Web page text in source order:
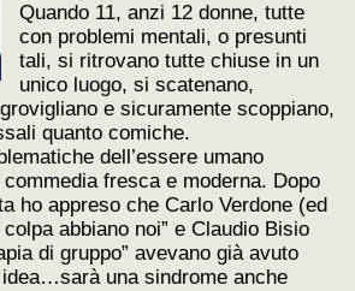
Quando 11, anzi 12 donne, tutte
con problemi mentali, o presunti
tali, si ritrovano tutte chiuse in un
unico luogo, si scatenano,
e sicuramente scoppiano,
quanto comiche.
dell’essere umano
fresca e moderna. Dopo
ho appreso che Carlo Verdone (ed
abbiano noi” e Claudio Bisio
di gruppo” avevano già avuto
una sindrome anche